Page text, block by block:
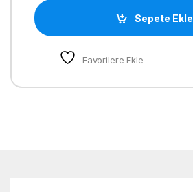
Sepete Ekle
Favorilere Ekle